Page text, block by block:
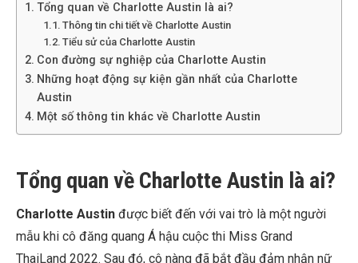
Tổng quan về Charlotte Austin là ai?
Thông tin chi tiết về Charlotte Austin
Tiểu sử của Charlotte Austin
Con đường sự nghiệp của Charlotte Austin
Những hoạt động sự kiện gần nhất của Charlotte
Austin
Một số thông tin khác về Charlotte Austin
Tổng quan về Charlotte Austin là ai?
Charlotte Austin được biết đến với vai trò là một người
mẫu khi cô đăng quang Á hậu cuộc thi Miss Grand
ThaiLand 2022. Sau đó, cô nàng đã bắt đầu đảm nhận nữ